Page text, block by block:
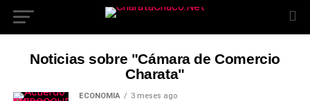
Noticias sobre "Cámara de Comercio
Charata"
ECONOMÍA 3 meses ago